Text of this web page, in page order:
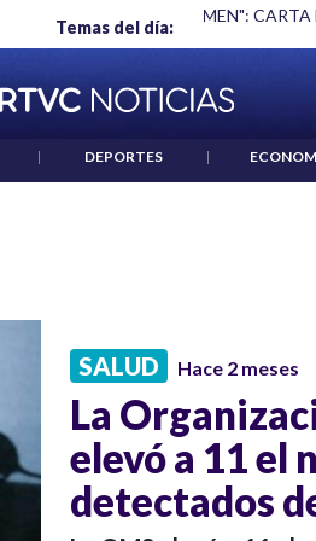
Temas del día:
"HABLAR NO ES UN CRIMEN":
| DEPORTES |
SALUD Hace 2 meses
La
elevó a 11 el
detectados